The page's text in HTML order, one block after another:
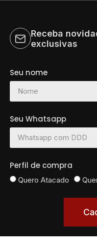
Receba
exclusivas
Seu nome
Seu Whatsapp
Perfil de compra
Quero Atacado